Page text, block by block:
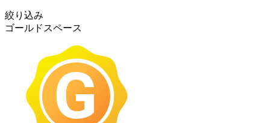
絞り込み
ゴールドスペース